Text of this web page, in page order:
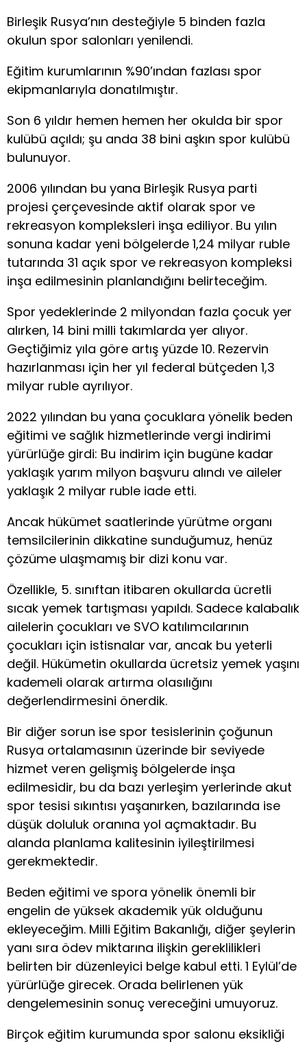
Birleşik Rusya’nın desteğiyle 5 binden fazla
okulun spor salonları yenilendi.
Eğitim kurumlarının %90’ından fazlası spor
ekipmanlarıyla donatılmıştır.
Son 6 yıldır hemen hemen her okulda bir spor
kulübü açıldı; şu anda 38 bini aşkın spor kulübü
bulunuyor.
2006 yılından bu yana Birleşik Rusya parti
projesi çerçevesinde aktif olarak spor ve
rekreasyon kompleksleri inşa ediliyor. Bu yılın
sonuna kadar yeni bölgelerde 1,24 milyar ruble
tutarında 31 açık spor ve rekreasyon kompleksi
inşa edilmesinin planlandığını belirteceğim.
Spor yedeklerinde 2 milyondan fazla çocuk yer
alırken, 14 bini milli takımlarda yer alıyor.
Geçtiğimiz yıla göre artış yüzde 10. Rezervin
hazırlanması için her yıl federal bütçeden 1,3
milyar ruble ayrılıyor.
2022 yılından bu yana çocuklara yönelik beden
eğitimi ve sağlık hizmetlerinde vergi indirimi
yürürlüğe girdi: Bu indirim için bugüne kadar
yaklaşık yarım milyon başvuru alındı ​​ve aileler
yaklaşık 2 milyar ruble iade etti.
Ancak hükümet saatlerinde yürütme organı
temsilcilerinin dikkatine sunduğumuz, henüz
çözüme ulaşmamış bir dizi konu var.
Özellikle, 5. sınıftan itibaren okullarda ücretli
sıcak yemek tartışması yapıldı. Sadece kalabalık
ailelerin çocukları ve SVO katılımcılarının
çocukları için istisnalar var, ancak bu yeterli
değil. Hükümetin okullarda ücretsiz yemek yaşını
kademeli olarak artırma olasılığını
değerlendirmesini önerdik.
Bir diğer sorun ise spor tesislerinin çoğunun
Rusya ortalamasının üzerinde bir seviyede
hizmet veren gelişmiş bölgelerde inşa
edilmesidir, bu da bazı yerleşim yerlerinde akut
spor tesisi sıkıntısı yaşanırken, bazılarında ise
düşük doluluk oranına yol açmaktadır. Bu
alanda planlama kalitesinin iyileştirilmesi
gerekmektedir.
Beden eğitimi ve spora yönelik önemli bir
engelin de yüksek akademik yük olduğunu
ekleyeceğim. Milli Eğitim Bakanlığı, diğer şeylerin
yanı sıra ödev miktarına ilişkin gereklilikleri
belirten bir düzenleyici belge kabul etti. 1 Eylül’de
yürürlüğe girecek. Orada belirlenen yük
dengelemesinin sonuç vereceğini umuyoruz.
Birçok eğitim kurumunda spor salonu eksikliği